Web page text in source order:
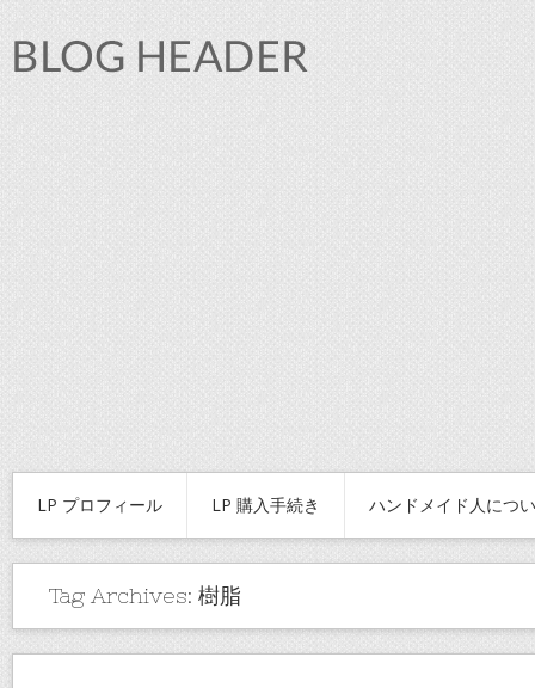
LP プロフィール LP 購入手続き ハンドメイド人につ
Tag Archives: 樹脂